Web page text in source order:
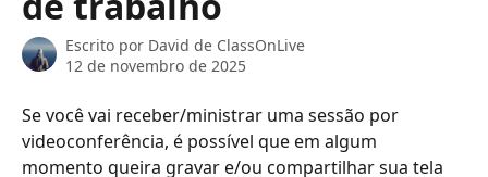
Escrito por David de ClassOnLive
12 de novembro de 2025
Se você vai receber/ministrar uma sessão por
videoconferência, é possível que em algum
momento queira gravar e/ou compartilhar sua tela